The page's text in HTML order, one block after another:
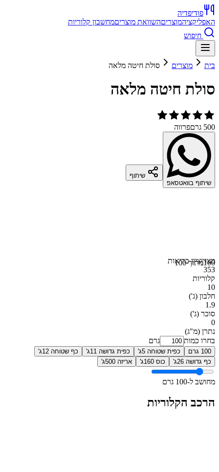
פודיפדיה
האפליקציהמוצריםהשוואת מוצריםמחשבון קלוריות
חיפוש
בית מוצרים סולת חיטה מלאה
סולת חיטה מלאה
500 גרם פרווה
שיתוף בוואטסאפ
שיתוף
100מתוך 100מצויןציון בריאות
353
קלוריות
10
חלבון (ג')
1.9
סוכר (ג')
0
נתרן (מ"ג)
בחרו כמות
גרם
100 גרם כפית שטוחה 5ג' כפית גדושה 11ג'
כף שטוחה 12ג'
כף גדושה 26ג'
כוס 160ג' אריזה 500ג'
מחושב ל-100 גרם
הרכב הקלוריות